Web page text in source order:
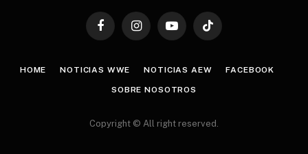
FacebookInstagramYouTubeTikTok
HOME NOTICIAS WWE NOTICIAS AEW FACEBOOK
SOBRE NOSOTROS
Copyright © All right reserved.